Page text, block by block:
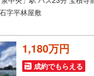
字平林屋敷
1,180万円
成約でもらえる